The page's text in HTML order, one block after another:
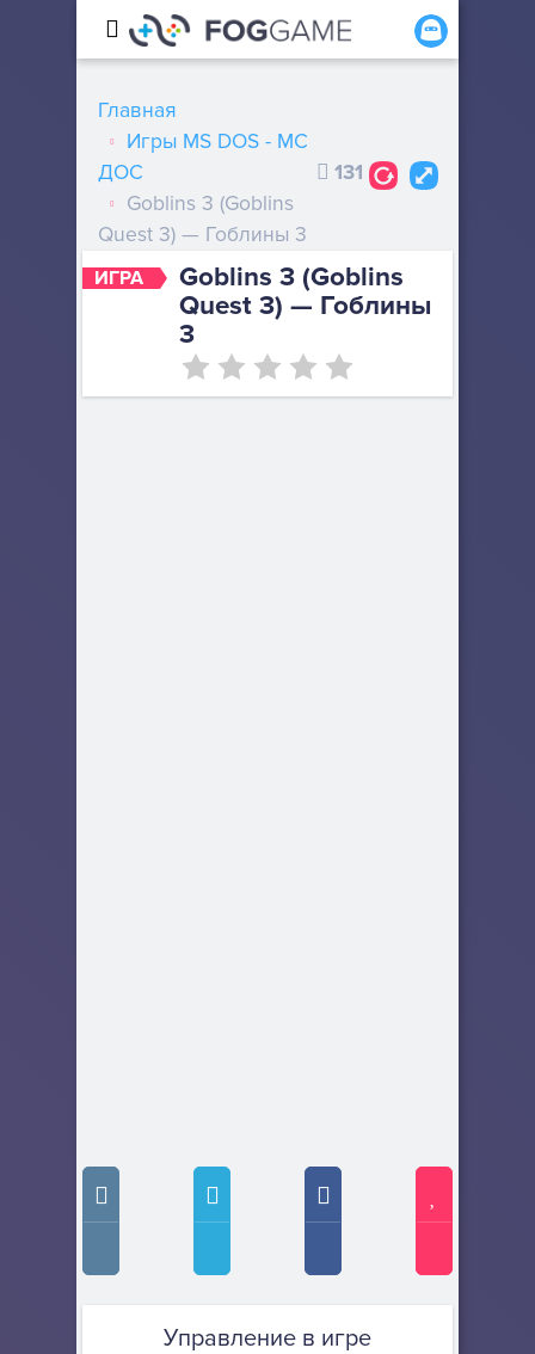
ИГРА
Goblins 3 (Goblins
Quest 3) — Гоблины
3
Главная
Игры MS DOS - МС
ДОС
Goblins 3 (Goblins
Quest 3) — Гоблины 3
131
Управление в игре